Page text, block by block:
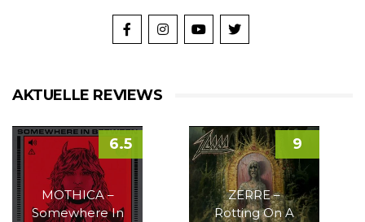
AKTUELLE REVIEWS
MOTHICA –
Somewhere In
6.5
ZERRE –
Rotting On A
9